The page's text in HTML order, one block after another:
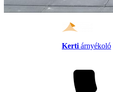
Kerti árnyékoló